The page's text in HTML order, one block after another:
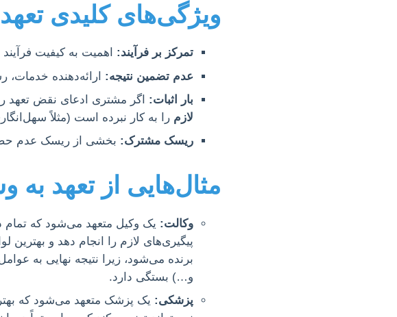
ویژگی‌های کلیدی
تمرکز بر فرآیند: اهمیت به کیفیت
عدم تضمین نتیجه: ارائه‌دهنده
بار اثبات: اگر مشتری ادعای نقض تعهد
لازم را به کار نبرده است (مثلاً
ریسک مشترک: بخشی از ریسک عدم
مثال‌هایی از تعهد به
وکالت: یک وکیل متعهد می‌شود که تمام
پیگیری‌های لازم را انجام دهد و بهترین
برنده می‌شود، زیرا نتیجه نهایی به
و…) بستگی دارد.
پزشکی: یک پزشک متعهد می‌شود که